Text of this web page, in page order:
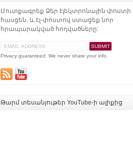
Մուտքագրեք Ձեր էլեկտրոնային փոստի
հասցեն, և էլ-փոստով ստացեք նոր
հրապարակված հոդվածները:
Privacy guaranteed. We never share your info.
Թարմ տեսանյութեր YouTube-ի ալիքից